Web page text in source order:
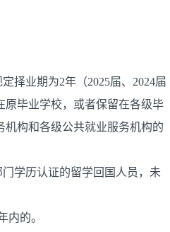
择业期为2年（2025届、2024届
原毕业学校，或者保留在各级毕
构和各级公共就业服务机构的
学历认证的留学回国人员，未
内的。